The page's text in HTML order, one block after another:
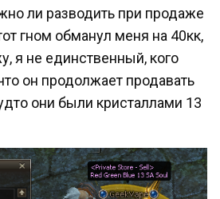
ли разводить при продаже
гном обманул меня на 40кк,
я не единственный, кого
он продолжает продавать
они были кристаллами 13